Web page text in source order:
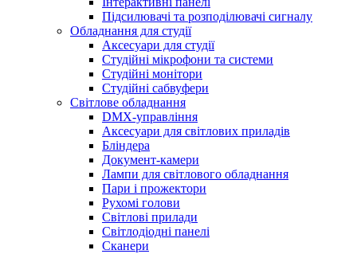
Підсилювачі та розподілювачі сигналу
Обладнання для студії
Аксесуари для студії
Студійні мікрофони та системи
Студійні монітори
Студійні сабвуфери
Світлове обладнання
DMX-управління
Аксесуари для світлових приладів
Бліндера
Документ-камери
Лампи для світлового обладнання
Пари і прожектори
Рухомі голови
Світлові прилади
Світлодіодні панелі
Сканери